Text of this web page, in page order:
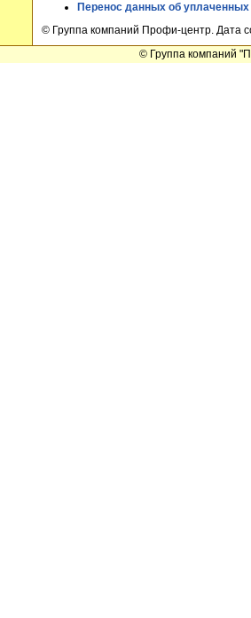
Перенос данных об
© Группа компаний Профи-центр. Дата
© Группа компаний